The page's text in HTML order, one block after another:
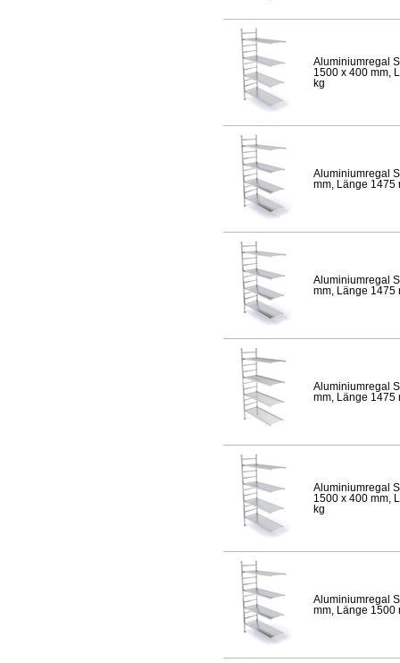
Aluminiumregal
1500 x 400 mm,
kg
Aluminiumregal
mm, Länge 1475
Aluminiumregal
mm, Länge 1475
Aluminiumregal
mm, Länge 1475
Aluminiumregal
1500 x 400 mm,
kg
Aluminiumregal
mm, Länge 1500